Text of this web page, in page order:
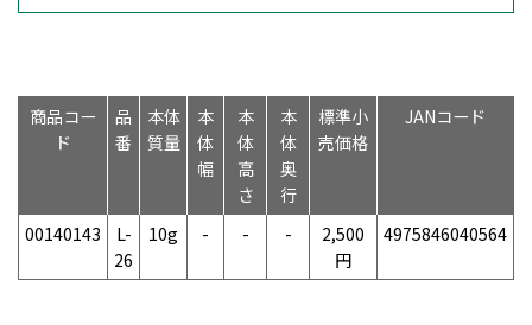
商品コー
ド
品
番
本体
質量
本
体
幅
本
体
高
さ
本
体
奥
行
標準小
売価格
JANコード
00140143
L-
26
10g - - -
2,500
円
4975846040564